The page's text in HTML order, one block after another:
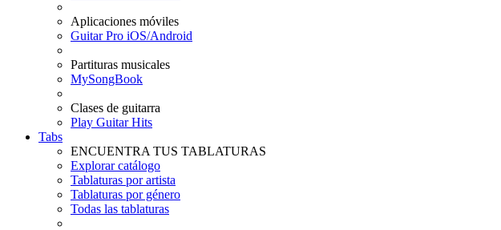
Aplicaciones móviles
Guitar Pro iOS/Android
Partituras musicales
MySongBook
Clases de guitarra
Play Guitar Hits
Tabs
ENCUENTRA TUS TABLATURAS
Explorar catálogo
Tablaturas por artista
Tablaturas por género
Todas las tablaturas